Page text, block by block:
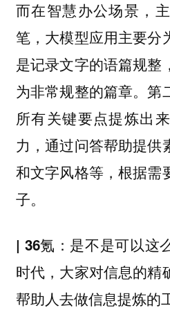
而在智慧办公场景，
笔，大模型应用主要分
是记录文字的语篇规整
为非常规整的篇章。第
所有关键要点提炼出
力，通过问答帮助提供
和文字风格等，根据需
子。
| 36氪：是不是可以这
时代，大家对信息的精
帮助人去做信息提炼的